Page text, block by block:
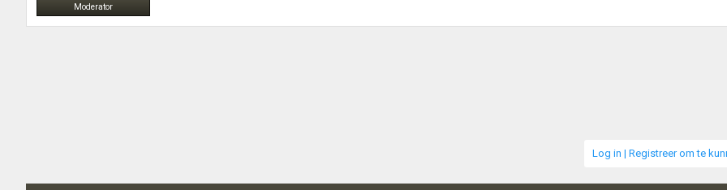
Moderator
Log in | Registreer om te